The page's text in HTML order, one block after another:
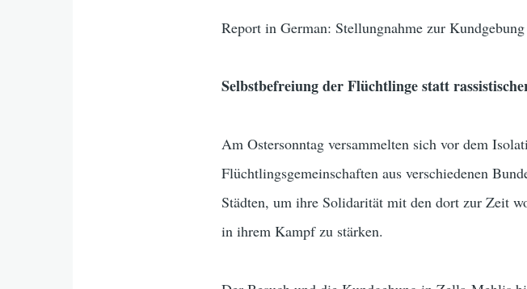
Report in German: Stellungnahme zur
Selbstbefreiung der Flüchtlinge statt
Am Ostersonntag versammelten sich vor dem
Flüchtlingsgemeinschaften aus verschiedenen
Städten, um ihre Solidarität mit den dort zur Zeit
in ihrem Kampf zu stärken.